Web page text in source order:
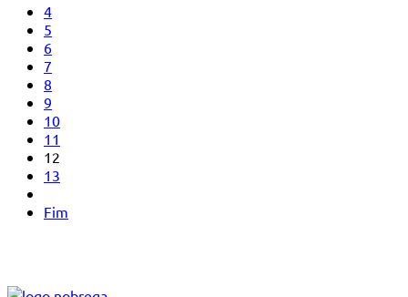
4
5
6
7
8
9
10
11
12
13
Fim